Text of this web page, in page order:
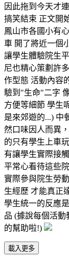
因此拖到今天才
搞笑結束 正文開
鳳山市各國小有
車 開了將近一個
讓學生體驗院生
尼也精心策劃許
作型態 活動內容
驗到"生命"二字
方便等細節 學生
是來郊遊的...) 中
然口味因人而異
的只有學生上車
有讓學生實際接
平常心看待這些
實際參與院生勞
生經歷 才能真正
學生統一的反應
品 (據說每個活
的幫助啦!)
載入更多